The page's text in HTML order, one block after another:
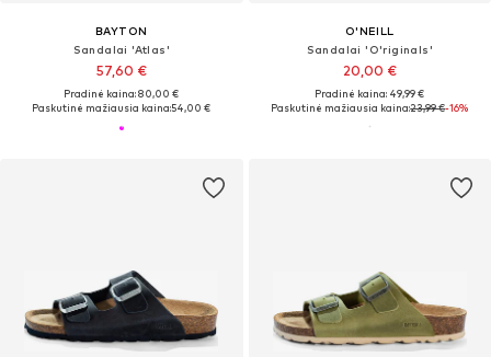
BAYTON
Sandalai 'Atlas'
57,60 €
Pradinė kaina: 80,00 €
Paskutinė mažiausia kaina:54,00 €
O'NEILL
Sandalai 'O'riginals'
20,00 €
Pradinė kaina: 49,99 €
Paskutinė mažiausia kaina:23,99 €-16%